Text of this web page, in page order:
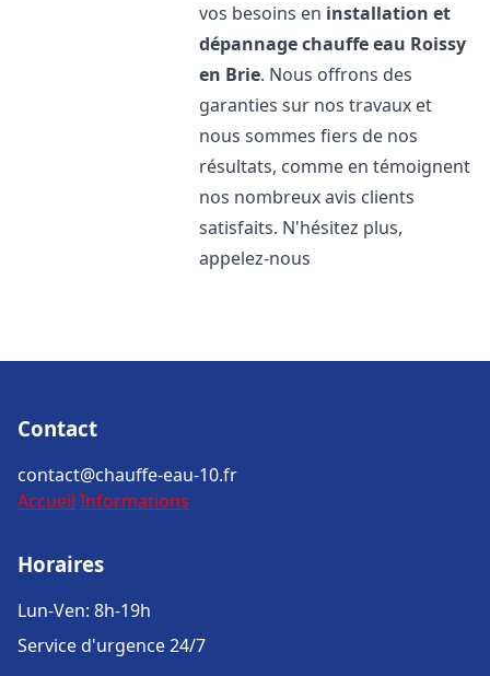
vos besoins en installation et
dépannage chauffe eau Roissy
en Brie. Nous offrons des
garanties sur nos travaux et
nous sommes fiers de nos
résultats, comme en témoignent
nos nombreux avis clients
satisfaits. N'hésitez plus,
appelez-nous
Contact
contact@chauffe-eau-10.fr
Accueil Informations
Horaires
Lun-Ven: 8h-19h
Service d'urgence 24/7